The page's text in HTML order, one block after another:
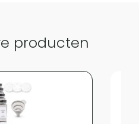
producten